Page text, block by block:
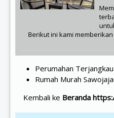
Berikut ini kami memberikan
Perumahan
Rumah Murah
Kembali ke Beranda